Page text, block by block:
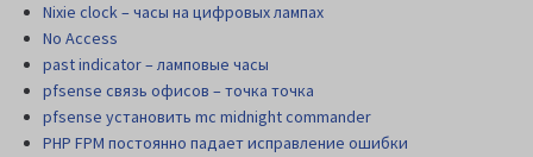
Nixie clock – часы на цифровых лампах
No Access
past indicator – ламповые часы
pfsense связь офисов – точка точка
pfsense установить mc midnight commander
PHP FPM постоянно падает исправление ошибки